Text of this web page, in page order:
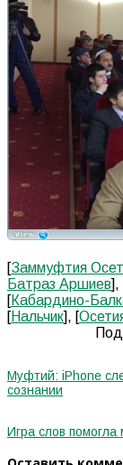
[Заммуфтия
Батраз Аршиев],
[Кабардино-
[Нальчик], [
Муфтий: iPhone
сознании
Игра слов